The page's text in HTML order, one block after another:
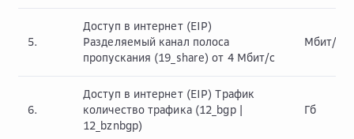
5.
Доступ в интернет (EIP)
Разделяемый канал полоса
пропускания (19_share) от 4 Мбит/с
Мбит/с
6.
Доступ в интернет (EIP) Трафик
количество трафика (12_bgp |
12_bznbgp)
Гб